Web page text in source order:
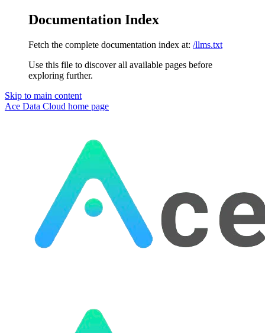
Documentation Index
Fetch the complete documentation index at: /llms.txt
Use this file to discover all available pages before
exploring further.
Skip to main content
Ace Data Cloud home page